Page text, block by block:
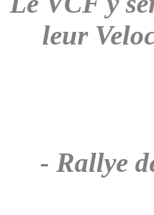
leur
- Rallye